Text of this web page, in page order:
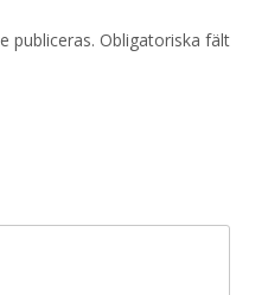
publiceras. Obligatoriska fält